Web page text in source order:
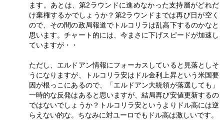
ます。あとは、第2ラウンドに進めなかった支持層がどれだ
け棄権するかでしょうか？第2ラウンドまでは再び日が空く
ので、その間の政局報道でトルコリラは乱高下するのかなと
思います。チャート的には、今まさに下げスピードが加速し
ていますが・・
ただし、エルドアン情報にフォーカスしていると見落としそ
うになりますが、トルコリラ安はドル金利上昇という米国要
因が根っこにあるので、「エルドアン大統領が落選しても」
一時的な反発はあると思いますが、結局再び安値更新するの
ではないでしょうか？トルコリラ安というよりドル高には逆
らえない的な。ちなみに対ユーロでもドル高は激しいです。